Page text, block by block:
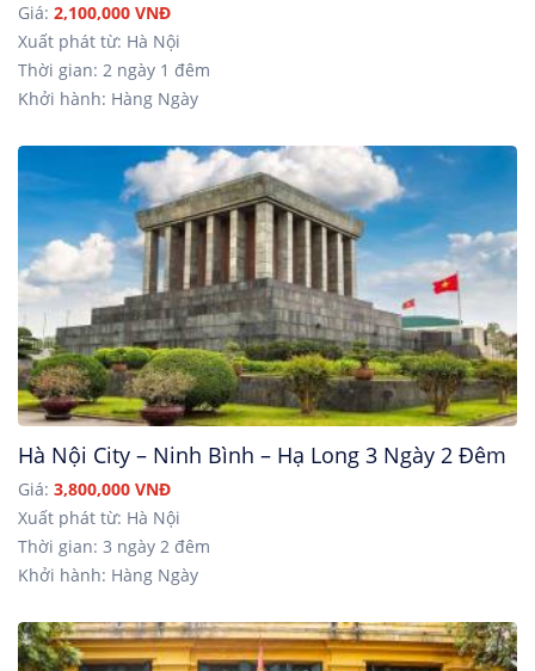
Giá: 2,100,000 VNĐ
Xuất phát từ: Hà Nội
Thời gian: 2 ngày 1 đêm
Khởi hành: Hàng Ngày
Hà Nội City – Ninh Bình – Hạ Long 3 Ngày 2 Đêm
Giá: 3,800,000 VNĐ
Xuất phát từ: Hà Nội
Thời gian: 3 ngày 2 đêm
Khởi hành: Hàng Ngày